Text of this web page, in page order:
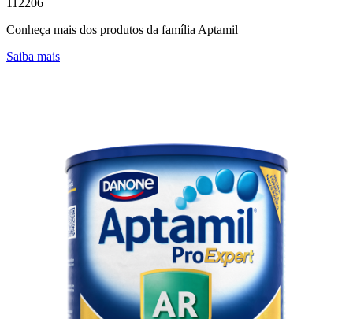
112206
Conheça mais dos produtos da família Aptamil
Saiba mais